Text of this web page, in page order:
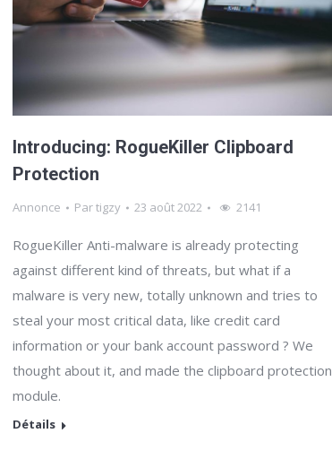
Introducing: RogueKiller Clipboard
Protection
Annonce Partigzy 23 août 2022 2141
RogueKiller Anti-malware is already protecting
against different kind of threats, but what if a
malware is very new, totally unknown and tries to
steal your most critical data, like credit card
information or your bank account password ? We
thought about it, and made the clipboard protection
module.
Détails